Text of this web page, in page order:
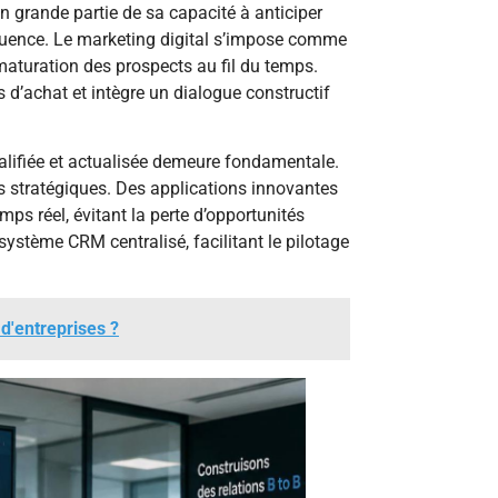
grande partie de sa capacité à anticiper
Le marketing digital s’impose comme
des prospects au fil du temps.
et intègre un dialogue constructif
et actualisée demeure fondamentale.
stratégiques. Des applications innovantes
réel, évitant la perte d’opportunités
CRM centralisé, facilitant le pilotage
?